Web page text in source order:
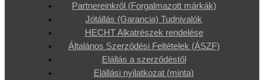
Partnereinkről (Forgalmazott márkák)
Jótállás (Garancia) Tudnivalók
HECHT Alkatrészek rendelése
Általános Szerződési Feltételek (ÁSZF)
Elállás a szerződéstől
Elállási nyilatkozat (minta)